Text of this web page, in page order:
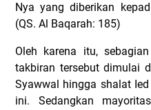
Nya yang diberikan
(QS. Al Baqarah: 185)
Oleh karena itu,
takbiran tersebut dimulai
Syawwal hingga shalat
ini. Sedangkan